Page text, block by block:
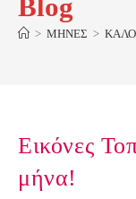
Blog
> ΜΗΝΕΣ >
Εικόνες
μήνα!